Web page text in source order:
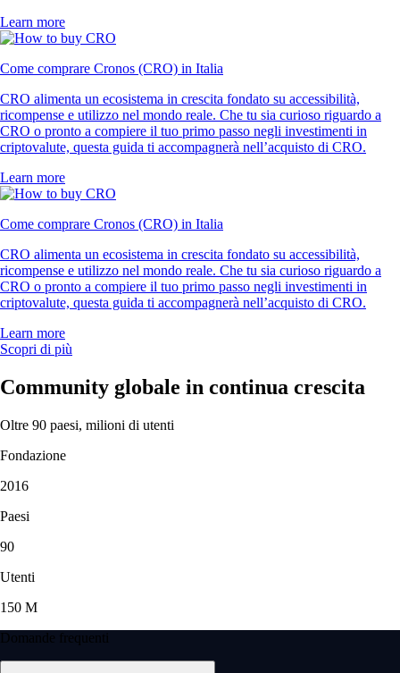
Learn more
Come comprare Cronos (CRO) in Italia
CRO alimenta un ecosistema in crescita fondato su accessibilità,
ricompense e utilizzo nel mondo reale. Che tu sia curioso riguardo a
CRO o pronto a compiere il tuo primo passo negli investimenti in
criptovalute, questa guida ti accompagnerà nell’acquisto di CRO.
Learn more
Come comprare Cronos (CRO) in Italia
CRO alimenta un ecosistema in crescita fondato su accessibilità,
ricompense e utilizzo nel mondo reale. Che tu sia curioso riguardo a
CRO o pronto a compiere il tuo primo passo negli investimenti in
criptovalute, questa guida ti accompagnerà nell’acquisto di CRO.
Learn more
Scopri di più
Community globale in continua crescita
Oltre 90 paesi, milioni di utenti
Fondazione
2016
Paesi
90
Utenti
150 M
Domande frequenti